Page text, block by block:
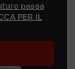
passa
PER IL